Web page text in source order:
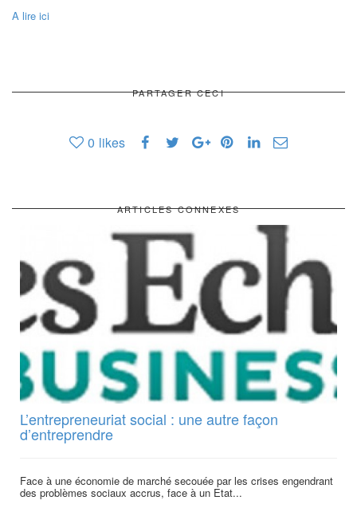
A lire ici
PARTAGER CECI
0 likes
ARTICLES CONNEXES
L’entrepreneuriat social : une autre façon
d’entreprendre
Face à une économie de marché secouée par les crises engendrant
des problèmes sociaux accrus, face à un Etat...